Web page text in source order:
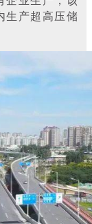
生产超高压储